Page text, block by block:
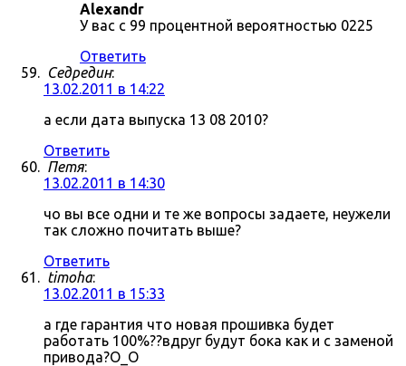
Alexandr
У вас с 99 процентной вероятностью 0225
Ответить
Седредин:
13.02.2011 в 14:22
а если дата выпуска 13 08 2010?
Ответить
Петя:
13.02.2011 в 14:30
чо вы все одни и те же вопросы задаете, неужели
так сложно почитать выше?
Ответить
timoha:
13.02.2011 в 15:33
а где гарантия что новая прошивка будет
работать 100%??вдруг будут бока как и с заменой
привода?О_О